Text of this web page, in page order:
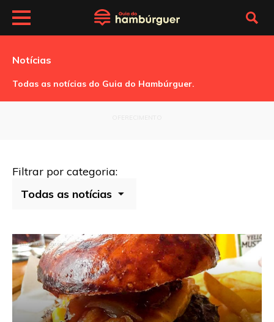
Notícias
Todas as notícias do Guia do Hambúrguer.
Filtrar por categoria: